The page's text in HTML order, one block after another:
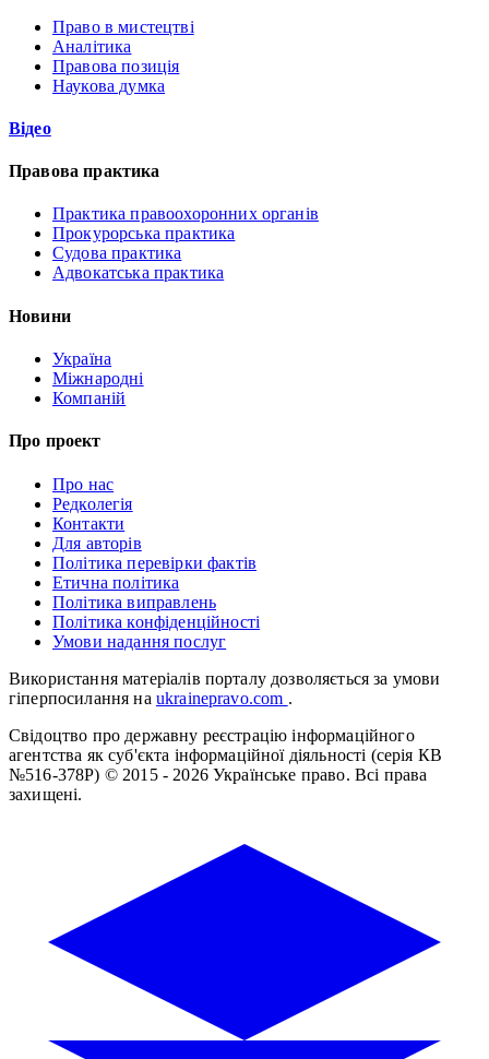
Право в мистецтві
Аналітика
Правова позиція
Наукова думка
Відео
Правова практика
Практика правоохоронних органів
Прокурорська практика
Судова практика
Адвокатська практика
Новини
Україна
Міжнародні
Компаній
Про проект
Про нас
Редколегія
Контакти
Для авторів
Політика перевірки фактів
Етична політика
Політика виправлень
Політика конфіденційності
Умови надання послуг
Використання матеріалів порталу дозволяється за умови
гіперпосилання на ukrainepravo.com .
Свідоцтво про державну реєстрацію інформаційного
агентства як суб'єкта інформаційної діяльності (серія КВ
№516-378Р) © 2015 - 2026 Українське право. Всі права
захищені.